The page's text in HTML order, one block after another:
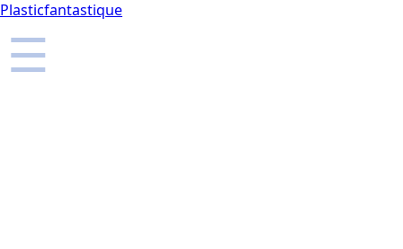
Plasticfantastique
☰